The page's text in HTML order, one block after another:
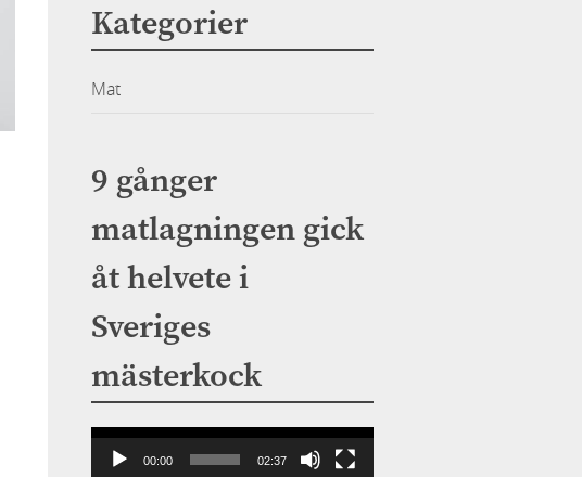
Kategorier
Mat
9 gånger
matlagningen gick
åt helvete i
Sveriges
mästerkock
Videospelare
00:00 02:37